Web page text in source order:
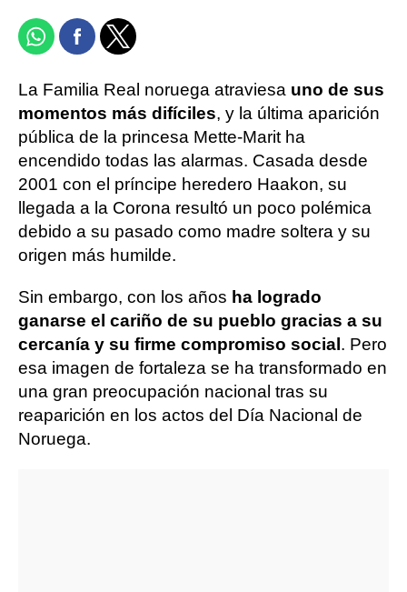
La Familia Real noruega atraviesa uno de sus
momentos más difíciles, y la última aparición
pública de la princesa Mette-Marit ha
encendido todas las alarmas. Casada desde
2001 con el príncipe heredero Haakon, su
llegada a la Corona resultó un poco polémica
debido a su pasado como madre soltera y su
origen más humilde.
Sin embargo, con los años ha logrado
ganarse el cariño de su pueblo gracias a su
cercanía y su firme compromiso social. Pero
esa imagen de fortaleza se ha transformado en
una gran preocupación nacional tras su
reaparición en los actos del Día Nacional de
Noruega.